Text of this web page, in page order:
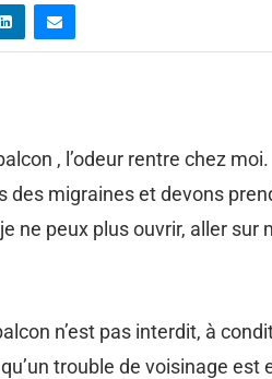
, l’odeur rentre chez moi.
migraines et devons
ne peux plus ouvrir, aller sur
n’est pas interdit, à
trouble de voisinage est